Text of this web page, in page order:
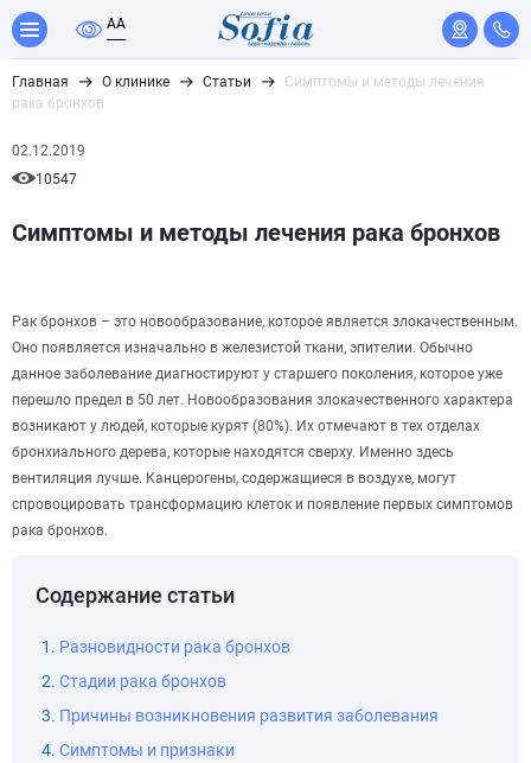
AA
Главная О клинике Статьи
Симптомы и методы лечения
рака бронхов
02.12.2019
10547
Симптомы и методы лечения рака бронхов
Рак бронхов – это новообразование, которое является злокачественным.
Оно появляется изначально в железистой ткани, эпителии. Обычно
данное заболевание диагностируют у старшего поколения, которое уже
перешло предел в 50 лет. Новообразования злокачественного характера
возникают у людей, которые курят (80%). Их отмечают в тех отделах
бронхиального дерева, которые находятся сверху. Именно здесь
вентиляция лучше. Канцерогены, содержащиеся в воздухе, могут
спровоцировать трансформацию клеток и появление первых симптомов
рака бронхов.
Содержание статьи
Разновидности рака бронхов
Стадии рака бронхов
Причины возникновения развития заболевания
Симптомы и признаки